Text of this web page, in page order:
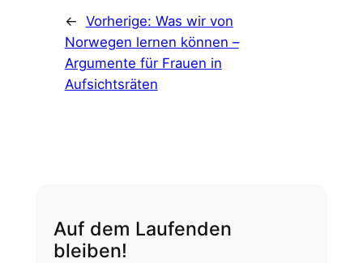
← Vorherige: Was wir von
Norwegen lernen können –
Argumente für Frauen in
Aufsichtsräten
Auf dem Laufenden
bleiben!